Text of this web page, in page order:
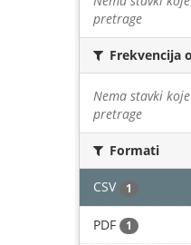
pretrage
Frekvencija
Nema stavki
pretrage
Formati
CSV 1
PDF 1